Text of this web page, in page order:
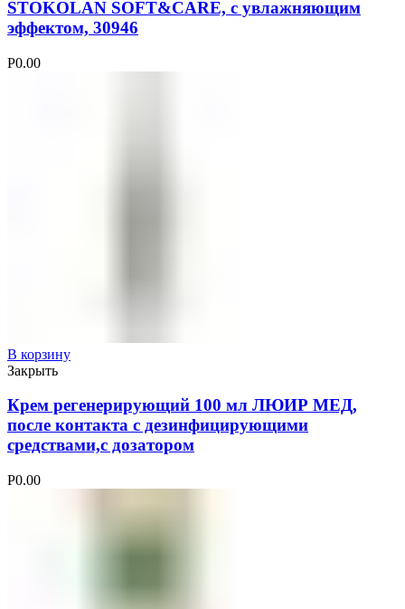
STOKOLAN SOFT&CARE, с увлажняющим
эффектом, 30946
Р0.00
В корзину
Закрыть
Крем регенерирующий 100 мл ЛЮИР МЕД,
после контакта с дезинфицирующими
средствами,с дозатором
Р0.00